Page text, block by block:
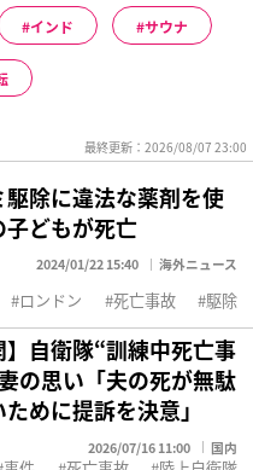
インド サウナ
最終更新：2026/08/07 23:00
駆除に違法な薬剤を使
どもが死亡
2024/01/22 15:40 海外ニュース
ロンドン 死亡事故 駆除
】自衛隊“訓練中死亡事
の思い「夫の死が無駄
めに提訴を決意」
2026/07/16 11:00 国内